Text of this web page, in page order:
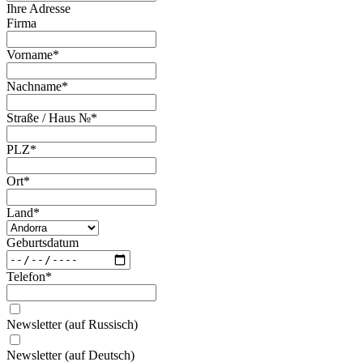
Ihre Adresse
Firma
Vorname*
Nachname*
Straße / Haus №*
PLZ*
Ort*
Land*
Geburtsdatum
Telefon*
Newsletter (auf Russisch)
Newsletter (auf Deutsch)